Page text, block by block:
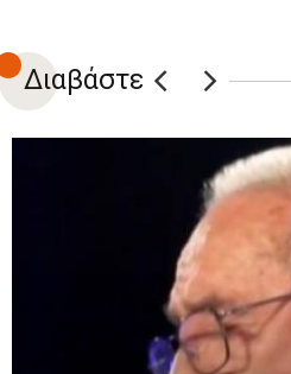
Διαβάστε